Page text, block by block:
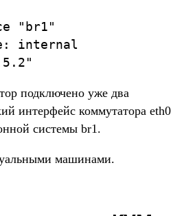
"br1"
internal
подключено уже два
интерфейс коммутатора eth0
системы br1.
машинами.